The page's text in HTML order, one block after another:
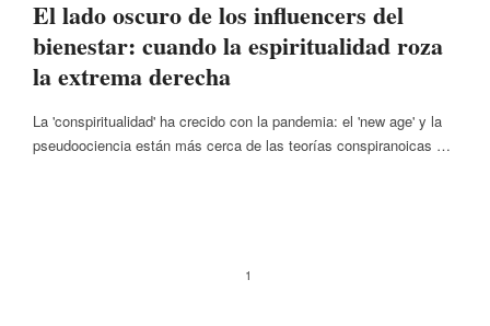
El lado oscuro de los influencers del
bienestar: cuando la espiritualidad roza
la extrema derecha
La 'conspiritualidad' ha crecido con la pandemia: el 'new age' y la
pseudoociencia están más cerca de las teorías conspiranoicas …
1